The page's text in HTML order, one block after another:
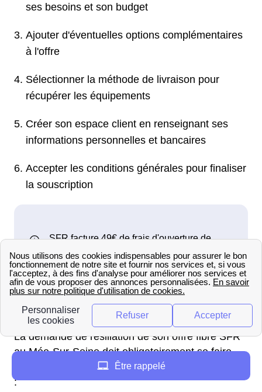
ses besoins et son budget
Ajouter d'éventuelles options complémentaires
à l'offre
Sélectionner la méthode de livraison pour
récupérer les équipements
Créer son espace client en renseignant ses
informations personnelles et bancaires
Accepter les conditions générales pour finaliser
la souscription
Comment résilier la fibre SFR au
Mée-Sur-Seine ?
La demande de résiliation de son offre fibre SFR
au Mée-Sur-Seine doit obligatoirement se faire
par voie postale auprès du service résiliation SFR
:
Être rappelé